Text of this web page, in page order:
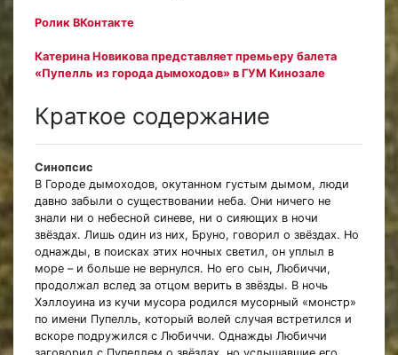
Ролик ВКонтакте
Катерина Новикова представляет премьеру балета
«Пупелль из города дымоходов» в ГУМ Кинозале
Краткое содержание
Синопсис
В Городе дымоходов, окутанном густым дымом, люди
давно забыли о существовании неба. Они ничего не
знали ни о небесной синеве, ни о сияющих в ночи
звёздах. Лишь один из них, Бруно, говорил о звёздах. Но
однажды, в поисках этих ночных светил, он уплыл в
море – и больше не вернулся. Но его сын, Любиччи,
продолжал вслед за отцом верить в звёзды. В ночь
Хэллоуина из кучи мусора родился мусорный «монстр»
по имени Пупелль, который волей случая встретился и
вскоре подружился с Любиччи. Однажды Любиччи